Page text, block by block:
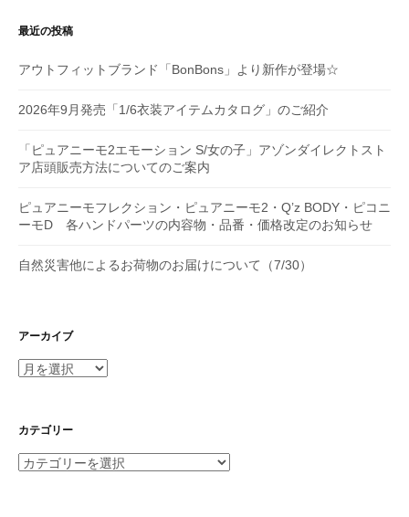
ン
最近の投稿
アウトフィットブランド「BonBons」より新作が登場☆
2026年9月発売「1/6衣装アイテムカタログ」のご紹介
「ピュアニーモ2エモーション S/女の子」アゾンダイレクトスト
ア店頭販売方法についてのご案内
ピュアニーモフレクション・ピュアニーモ2・Q’z BODY・ピコニ
ーモD 各ハンドパーツの内容物・品番・価格改定のお知らせ
自然災害他によるお荷物のお届けについて（7/30）
アーカイブ
ア
イ
カテゴリー
カ